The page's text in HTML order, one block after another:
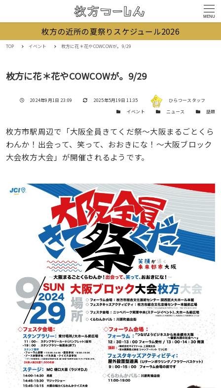
MENU
枚方の近所の夏祭りスケジュール2026
TOP イベント 枚方に花＊花やCOWCOWが。9/29
枚方に花＊花やCOWCOWが。9/29
投稿日
2024年9月1日 23:09 更新日
2025年5月19日 11:35 著者
ひらつースタッフ
カテゴリー
イベント カテゴリー
ニュース カテゴリー
話題
枚方市駅周辺で「大阪全員きてくだ祭～大阪まるごとくら
わんか！出会って、笑って、おおきにな！～大阪ブロック
大会枚方大会」が開催されるようです。